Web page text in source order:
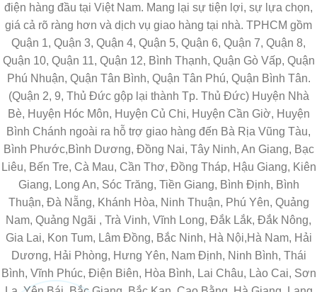
điện hàng đầu tại Việt Nam. Mang lại sự tiện lợi, sự lựa chọn,
giá cả rõ ràng hơn và dịch vụ giao hàng tại nhà. TPHCM gồm
Quận 1, Quận 3, Quận 4, Quận 5, Quận 6, Quận 7, Quận 8,
Quận 10, Quận 11, Quận 12, Bình Thạnh, Quận Gò Vấp, Quận
Phú Nhuận, Quận Tân Bình, Quận Tân Phú, Quận Bình Tân.
(Quận 2, 9, Thủ Đức gộp lại thành Tp. Thủ Đức) Huyện Nhà
Bè, Huyện Hóc Môn, Huyện Củ Chi, Huyện Cần Giờ, Huyện
Bình Chánh ngoài ra hỗ trợ giao hàng đến Bà Rịa Vũng Tàu,
Bình Phước,Bình Dương, Đồng Nai, Tây Ninh, An Giang, Bạc
Liêu, Bến Tre, Cà Mau, Cần Thơ, Đồng Tháp, Hậu Giang, Kiên
Giang, Long An, Sóc Trăng, Tiền Giang, Bình Định, Bình
Thuận, Đà Nẵng, Khánh Hòa, Ninh Thuận, Phú Yên, Quảng
Nam, Quảng Ngãi , Trà Vinh, Vĩnh Long, Đắk Lắk, Đắk Nông,
Gia Lai, Kon Tum, Lâm Đồng, Bắc Ninh, Hà Nội,Hà Nam, Hải
Dương, Hải Phòng, Hưng Yên, Nam Định, Ninh Bình, Thái
Bình, Vĩnh Phúc, Điện Biên, Hòa Bình, Lai Châu, Lào Cai, Sơn